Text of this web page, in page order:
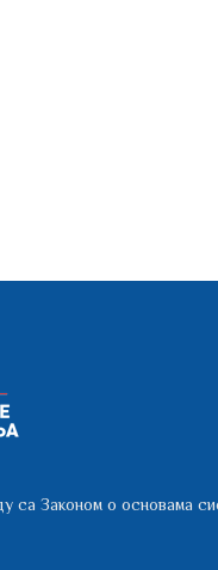
са Законом о основама